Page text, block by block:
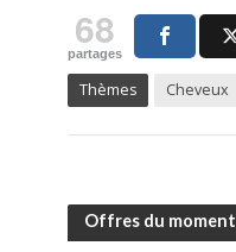
68
partages
Thèmes Cheveux
Offres du moment